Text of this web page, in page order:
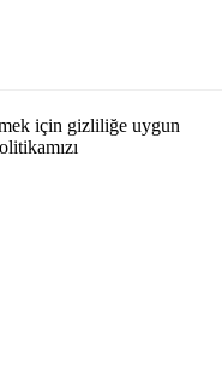
için gizliliğe uygun